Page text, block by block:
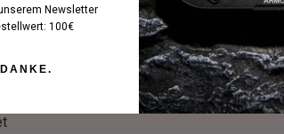
Newsletter
100€